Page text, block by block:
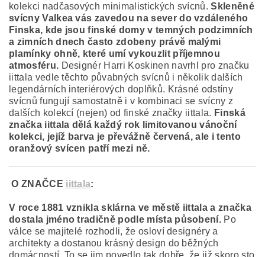
kolekci nadčasových minimalistických svícnů.Skleněné
svícny Valkea vás zavedou na sever do vzdáleného
Finska, kde jsou finské domy v temných podzimních
a zimních dnech často zdobeny právě malými
plamínky ohně, které umí vykouzlit příjemnou
atmosféru. Designér Harri Koskinen navrhl pro značku
iittala vedle těchto půvabných svícnů i několik dalších
legendárních interiérových doplňků. Krásné odstíny
svícnů fungují samostatně i v kombinaci se svícny z
dalších kolekcí (nejen) od finské značky iittala. Finská
značka iittala dělá každý rok limitovanou vánoční
kolekci, jejíž barva je převážně červená, ale i tento
oranžový svícen patří mezi ně.
O ZNAČCE iittala:
V roce 1881 vznikla sklárna ve městě iittala a značka
dostala jméno tradičně podle místa působení. Po
válce se majitelé rozhodli, že osloví designéry a
architekty a dostanou krásný design do běžných
domácností. To se jim povedlo tak dobře, že již skoro sto